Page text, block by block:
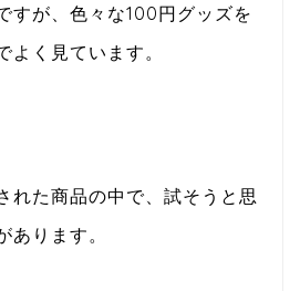
すが、色々な100円グッズを
よく見ています。
れた商品の中で、試そうと思
あります。